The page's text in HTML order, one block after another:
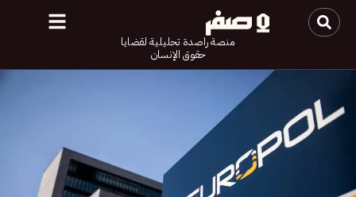
منصة راصدة تحليلية لقضايا
حقوق الإنسان